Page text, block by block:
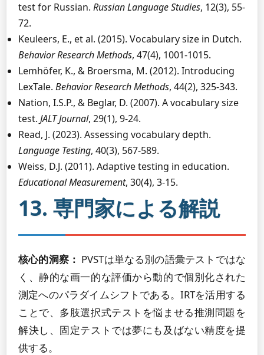
test for Russian. Russian Language Studies, 12(3), 55-
72.
Keuleers, E., et al. (2015). Vocabulary size in Dutch.
Behavior Research Methods, 47(4), 1001-1015.
Lemhöfer, K., & Broersma, M. (2012). Introducing
LexTale. Behavior Research Methods, 44(2), 325-343.
Nation, I.S.P., & Beglar, D. (2007). A vocabulary size
test. JALT Journal, 29(1), 9-24.
Read, J. (2023). Assessing vocabulary depth.
Language Testing, 40(3), 567-589.
Weiss, D.J. (2011). Adaptive testing in education.
Educational Measurement, 30(4), 3-15.
13. 専門家による解説
核心的洞察： PVSTは単なる別の語彙テストではな
く、静的な画一的な評価から動的で個別化された
測定へのパラダイムシフトである。IRTを活用する
ことで、多肢選択式テストを悩ませる推測問題を
解決し、固定テストでは夢にも及ばない精度を提
供する。